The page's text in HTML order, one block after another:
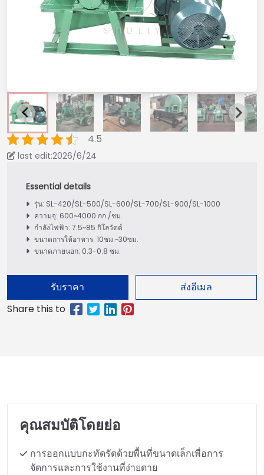
4.5
last edit:2026/6/24
รุ่น: SL-420/SL-500/SL-600/SL-700/SL-900/SL-1000
ความจุ: 600~4000 กก./ชม.
กำลังไฟฟ้า: 7.5~85 กิโลวัตต์
ขนาดการให้อาหาร: 10ซม.~30ซม.
ขนาดภายนอก: 0.3-0.8 ซม.
รับราคา ส่งอีเมล
คุณสมบัติโดยย่อ
การออกแบบกะทัดรัดด้วยพื้นที่ขนาดเล็กเพื่อการ
จัดการและการใช้งานที่ง่ายดาย